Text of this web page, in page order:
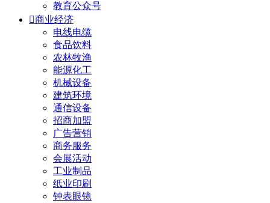
教育公众号
商业经济
电线电缆
食品饮料
农林牧渔
能源化工
机械设备
建筑环境
通信设备
招商加盟
广告营销
商务服务
会展活动
工业制品
纸业印刷
钟表眼镜